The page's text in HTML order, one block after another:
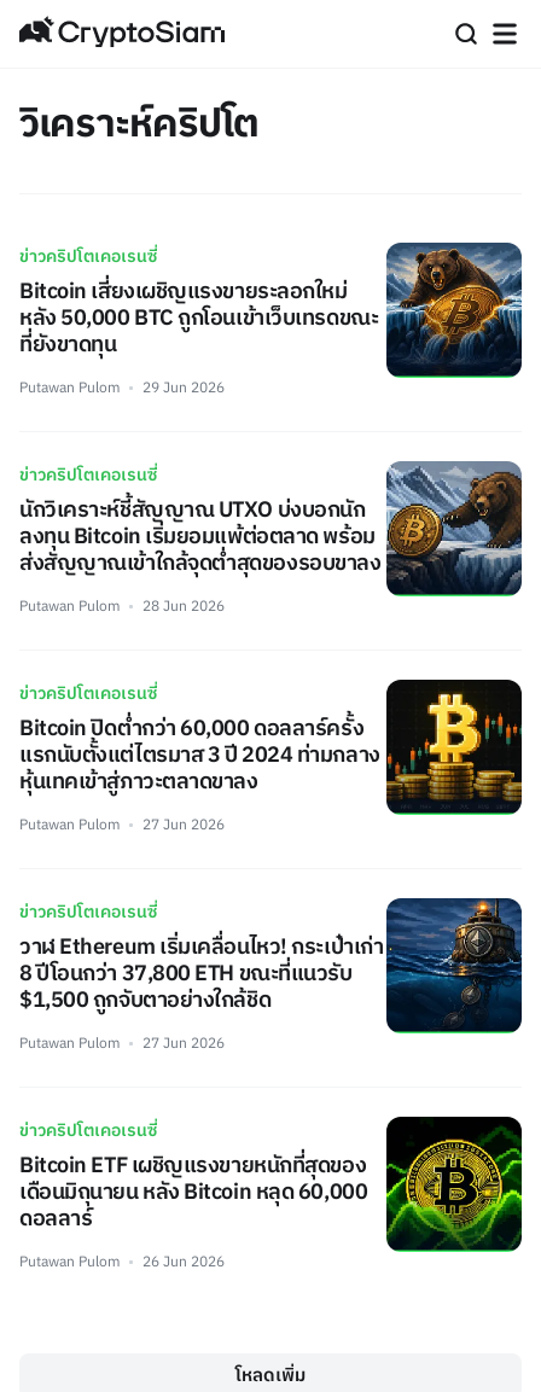
วิเคราะห์คริปโต
ข่าวคริปโตเคอเรนซี่
Bitcoin เสี่ยงเผชิญแรงขายระลอกใหม่
หลัง 50,000 BTC ถูกโอนเข้าเว็บเทรดขณะ
ที่ยังขาดทุน
Putawan Pulom 29 Jun 2026
ข่าวคริปโตเคอเรนซี่
นักวิเคราะห์ชี้สัญญาณ UTXO บ่งบอกนัก
ลงทุน Bitcoin เริ่มยอมแพ้ต่อตลาด พร้อม
ส่งสัญญาณเข้าใกล้จุดต่ำสุดของรอบขาลง
Putawan Pulom 28 Jun 2026
ข่าวคริปโตเคอเรนซี่
Bitcoin ปิดต่ำกว่า 60,000 ดอลลาร์ครั้ง
แรกนับตั้งแต่ไตรมาส 3 ปี 2024 ท่ามกลาง
หุ้นเทคเข้าสู่ภาวะตลาดขาลง
Putawan Pulom 27 Jun 2026
ข่าวคริปโตเคอเรนซี่
วาฬ Ethereum เริ่มเคลื่อนไหว! กระเป๋าเก่า
8 ปีโอนกว่า 37,800 ETH ขณะที่แนวรับ
$1,500 ถูกจับตาอย่างใกล้ชิด
Putawan Pulom 27 Jun 2026
ข่าวคริปโตเคอเรนซี่
Bitcoin ETF เผชิญแรงขายหนักที่สุดของ
เดือนมิถุนายน หลัง Bitcoin หลุด 60,000
ดอลลาร์
Putawan Pulom 26 Jun 2026
โหลดเพิ่ม